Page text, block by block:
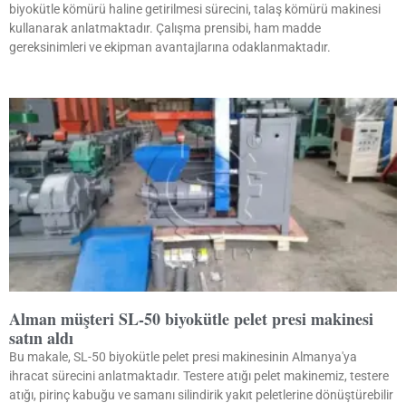
biyokütle kömürü haline getirilmesi sürecini, talaş kömürü makinesi
kullanarak anlatmaktadır. Çalışma prensibi, ham madde
gereksinimleri ve ekipman avantajlarına odaklanmaktadır.
Alman müşteri SL-50 biyokütle pelet presi makinesi
satın aldı
Bu makale, SL-50 biyokütle pelet presi makinesinin Almanya'ya
ihracat sürecini anlatmaktadır. Testere atığı pelet makinemiz, testere
atığı, pirinç kabuğu ve samanı silindirik yakıt peletlerine dönüştürebilir